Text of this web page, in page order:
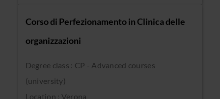
Corso di Perfezionamento in Clinica delle
organizzazioni
Degree class : CP - Advanced courses
(university)
Location : Verona